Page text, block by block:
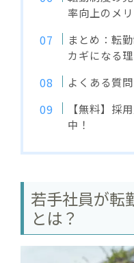
率向上のメ
まとめ：転
カギになる
よくある質問
【無料】採
中！
若手社員が転
とは？